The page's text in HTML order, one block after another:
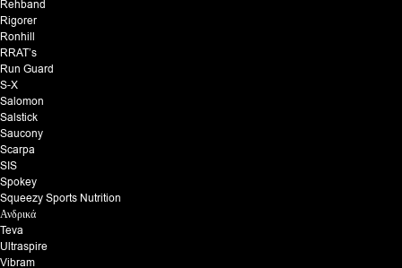
Rehband
Rigorer
Ronhill
RRAT’s
Run Guard
S-X
Salomon
Salstick
Saucony
Scarpa
SIS
Spokey
Squeezy Sports Nutrition
Ανδρικά
Teva
Ultraspire
Vibram